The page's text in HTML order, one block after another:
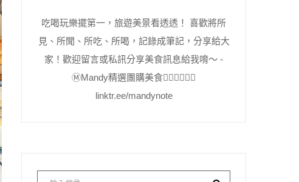
吃喝玩樂擺第一，旅遊美景看透透！ 喜歡將所
見、所聞、所吃、所喝，記錄成筆記，分享給大
家！歡迎留言或私訊分享美食訊息給我唷～ -
Ⓜ️Mandy精選團購美食👇🏻👇🏻👇🏻
linktr.ee/mandynote